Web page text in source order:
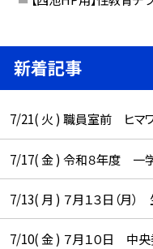
新着記事
7/21( 火 ) 職員室前 ヒマワ
7/17( 金 ) 令和８年度 一
7/13( 月 ) ７月１３日（月
7/10( 金 ) ７月１０日 中